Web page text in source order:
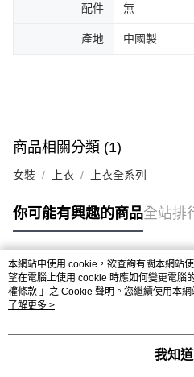
配件 無
產地 中國製
商品相關分類 (1)
女裝 上衣 上衣全系列
你可能有興趣的商品全站排
熱門標籤
本網站中使用 cookie，欲查詢有關本網站
望在電腦上使用 cookie 時應如何變更電腦
權條款 」之 Cookie 聲明。您繼續使用本
用條款之 Cookie 聲明使用 cookie。
了解更多 >
我知